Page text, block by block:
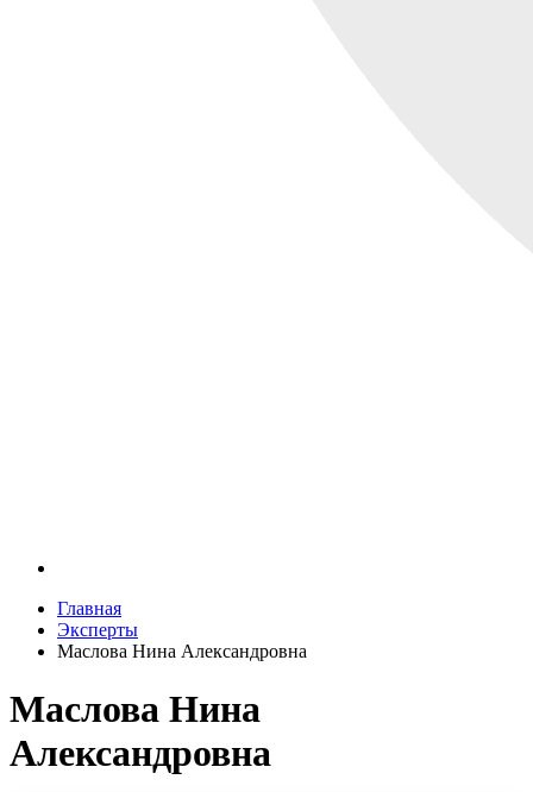
Главная
Эксперты
Маслова Нина Александровна
Маслова Нина
Александровна